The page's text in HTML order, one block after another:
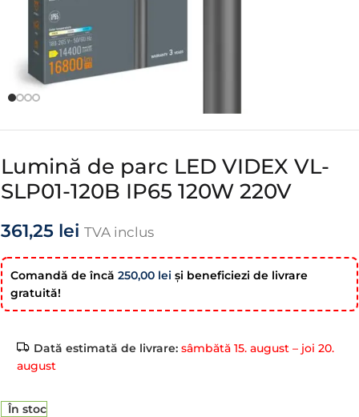
Lumină de parc LED VIDEX VL-
SLP01-120B IP65 120W 220V
361,25 lei TVA inclus
Comandă de încă 250,00 lei şi beneficiezi de livrare
gratuită!
Dată estimată de livrare: sâmbătă 15. august – joi 20.
august
În stoc